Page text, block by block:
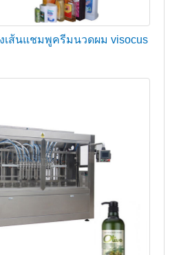
ส้นแชมพูครีมนวดผม visocus